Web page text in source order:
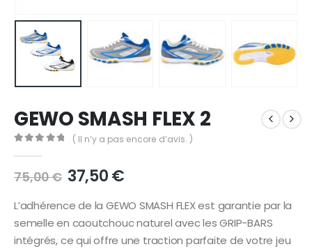
GEWO SMASH FLEX 2
( Il n’y a pas encore d’avis. )
75,00€ Le
prix
initial
était :
75,00 €.
37,50€Le
actuel
est :
37,50 €.
L’adhérence de la GEWO SMASH FLEX est garantie par la
semelle en caoutchouc naturel avec les GRIP-BARS
intégrés, ce qui offre une traction parfaite de votre jeu